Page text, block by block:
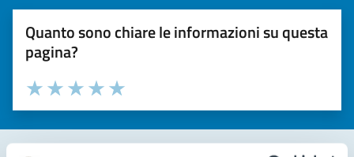
Quanto sono chiare le informazioni su questa
pagina?
Valuta la chiarezza delle informazioni (da 1 a 5 stelle)
Seleziona il numero di stelle per valutare la chiarezza delle
Valuta 5 stelle su 5
Valuta 4 stelle su 5
Valuta 3 stelle su 5
Valuta 2 stelle su 5
Valuta 1 stelle su 5